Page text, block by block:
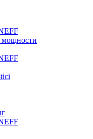
мощности